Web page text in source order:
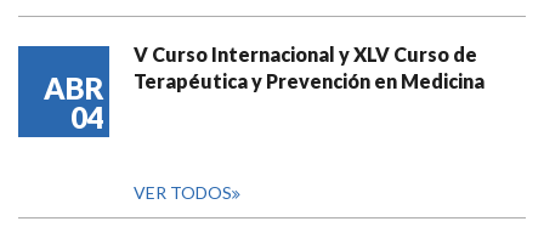
ABR
04
V Curso Internacional y XLV Curso de
Terapéutica y Prevención en Medicina
VER TODOS